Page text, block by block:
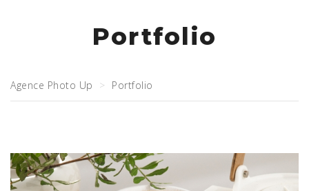
Portfolio
Agence Photo Up Portfolio